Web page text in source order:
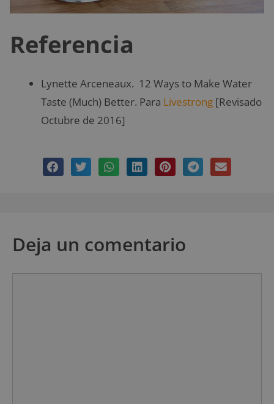
Referencia
Lynette Arceneaux. 12 Ways to Make Water
Taste (Much) Better. Para Livestrong [Revisado
Octubre de 2016]
Deja un comentario